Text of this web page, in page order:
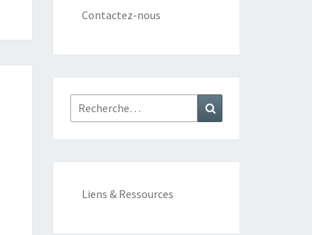
Contactez-nous
Rechercher :
Liens & Ressources